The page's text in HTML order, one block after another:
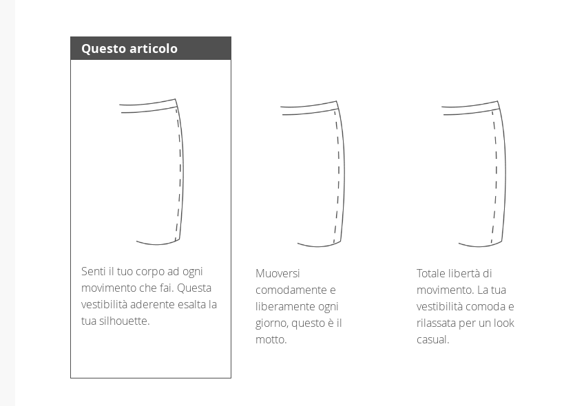
Questo articolo
Senti il tuo corpo ad ogni
movimento che fai. Questa
vestibilità aderente esalta la
tua silhouette.
Muoversi
comodamente e
liberamente ogni
giorno, questo è il
motto.
Totale libertà di
movimento. La tua
vestibilità comoda e
rilassata per un look
casual.